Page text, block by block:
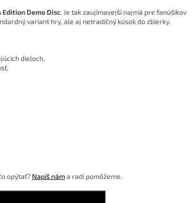
Demo Disc. Je tak zaujímavejší najmä pre fanúšikov
variant hry, ale aj netradičný kúsok do zbierky.
dieloch,
opýtať? Napíš náma radi pomôžeme.